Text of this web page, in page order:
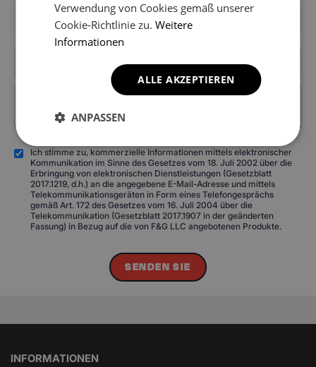
Ich stimme zu, kommerzielle Informationen mittels elektronischer
Kommunikation im Sinne des Gesetzes vom 18. Juli 2002 über die
Erbringung von elektronischen Dienstleistungen (Gesetzblatt
2017.1219, d.h.) an die angegebene E-Mail-Adresse und mittels
Telekommunikationsgeräten in Form eines Telefongesprächs
gemäß Art. 172 des Gesetzes vom 16. Juli 2004 über die
Telekommunikation (Gesetzblatt 2017.1907 in der geänderten
Fassung) in Bezug auf die von F&G LLC angebotenen Produkte.
SENDEN SIE
INFORMATIONEN
Verwendung von Cookies gemäß unserer
Cookie-Richtlinie zu.Weitere
Informationen
ALLE AKZEPTIEREN
ANPASSEN